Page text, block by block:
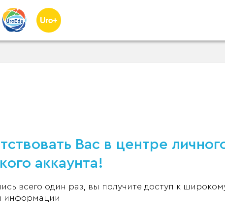
Вас в центре
аккаунта!
всего один раз, вы получите доступ к
информации